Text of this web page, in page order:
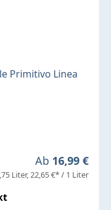
Primitivo Linea
Regulärer
Ab 16,99 €
Liter 22,65 €* / 1 Liter